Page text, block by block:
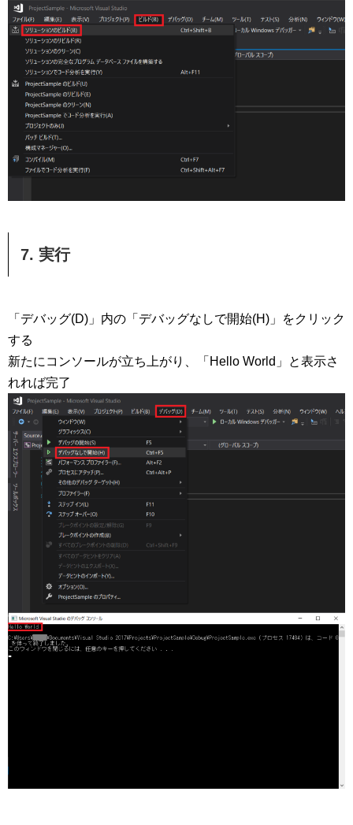
7. 実行
「デバッグ(D)」内の「デバッグなしで開始(H)」をクリック
する
新たにコンソールが立ち上がり、「Hello World」と表示さ
れれば完了